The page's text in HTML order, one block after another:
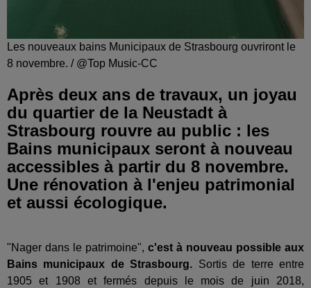
Les nouveaux bains Municipaux de Strasbourg ouvriront le
8 novembre. / @Top Music-CC
Après deux ans de travaux, un joyau
du quartier de la Neustadt à
Strasbourg rouvre au public : les
Bains municipaux seront à nouveau
accessibles à partir du 8 novembre.
Une rénovation à l'enjeu patrimonial
et aussi écologique.
"Nager dans le patrimoine", c'est à nouveau possible aux
Bains municipaux de Strasbourg. Sortis de terre entre
1905 et 1908 et fermés depuis le mois de juin 2018,